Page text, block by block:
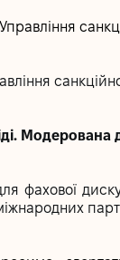
Модерована
фахової